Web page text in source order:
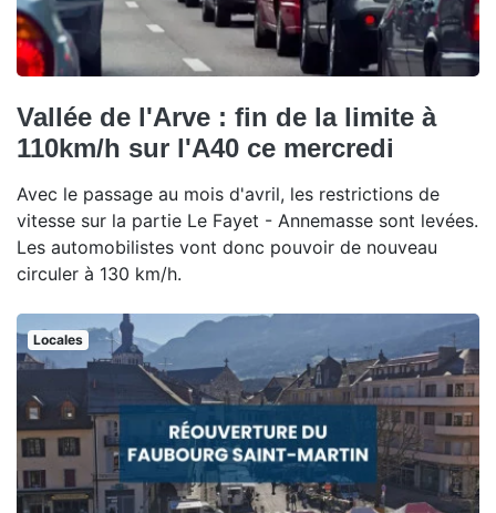
Vallée de l'Arve : fin de la limite à
110km/h sur l'A40 ce mercredi
Avec le passage au mois d'avril, les restrictions de
vitesse sur la partie Le Fayet - Annemasse sont levées.
Les automobilistes vont donc pouvoir de nouveau
circuler à 130 km/h.
Locales